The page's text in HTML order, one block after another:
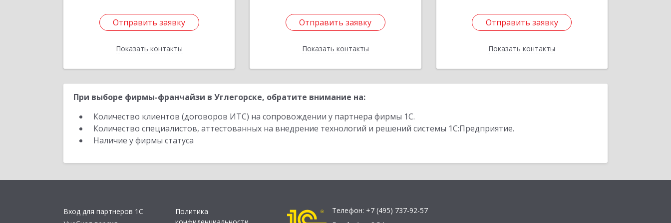
Отправить заявку
Показать контакты
Отправить заявку
Назад
Отправить заявку
Показать контакты
Отправить заявку
Назад
Отправить заявку
Показать контакты
Отправить заявку
Назад
При выборе фирмы-франчайзи в Углегорске, обратите внимание на:
Количество клиентов (договоров ИТС) на сопровождении у партнера фирмы 1С.
Количество специалистов, аттестованных на внедрение технологий и решений системы 1С:Предприятие.
Наличие у фирмы статуса
Вход для партнеров 1С
Политика
Телефон: +7 (495) 737-92-57